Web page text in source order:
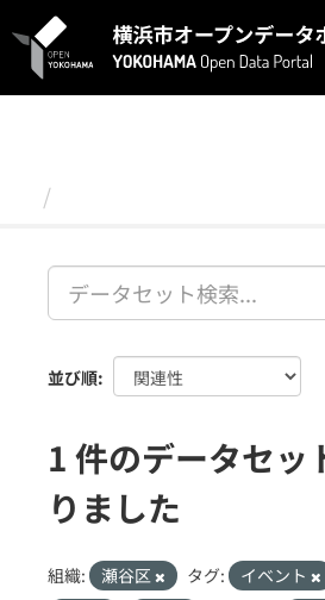
キ
並び順
1 件のデータセッ
りました
組織: 瀬谷区 タグ: イベント